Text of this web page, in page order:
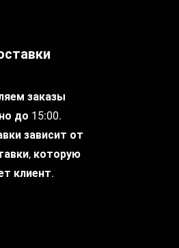
заказы
до 15:00.
зависит от
которую
клиент.